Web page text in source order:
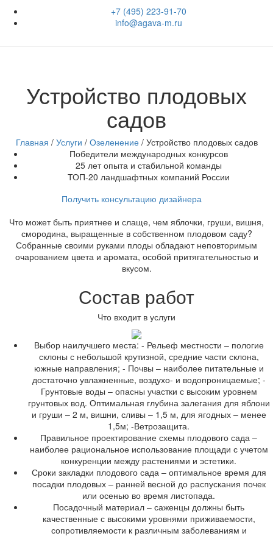
+7 (495) 223-91-70
info@agava-m.ru
Устройство плодовых
садов
Главная / Услуги / Озеленение/ Устройство плодовых садов
Победители международных конкурсов
25 лет опыта и стабильной команды
ТОП-20 ландшафтных компаний России
Получить консультацию дизайнера
Что может быть приятнее и слаще, чем яблочки, груши, вишня,
смородина, выращенные в собственном плодовом саду?
Собранные своими руками плоды обладают неповторимым
очарованием цвета и аромата, особой притягательностью и
вкусом.
Состав работ
Что входит в услуги
Выбор наилучшего места: - Рельеф местности – пологие
склоны с небольшой крутизной, средние части склона,
южные направления; - Почвы – наиболее питательные и
достаточно увлажненные, воздухо- и водопроницаемые; -
Грунтовые воды – опасны участки с высоким уровнем
грунтовых вод. Оптимальная глубина залегания для яблони
и груши – 2 м, вишни, сливы – 1,5 м, для ягодных – менее
1,5м; -Ветрозащита.
Правильное проектирование схемы плодового сада –
наиболее рациональное использование площади с учетом
конкуренции между растениями и эстетики.
Сроки закладки плодового сада – оптимальное время для
посадки плодовых – ранней весной до распускания почек
или осенью во время листопада.
Посадочный материал – саженцы должны быть
качественные с высокими уровнями приживаемости,
сопротивляемости к различным заболеваниям и